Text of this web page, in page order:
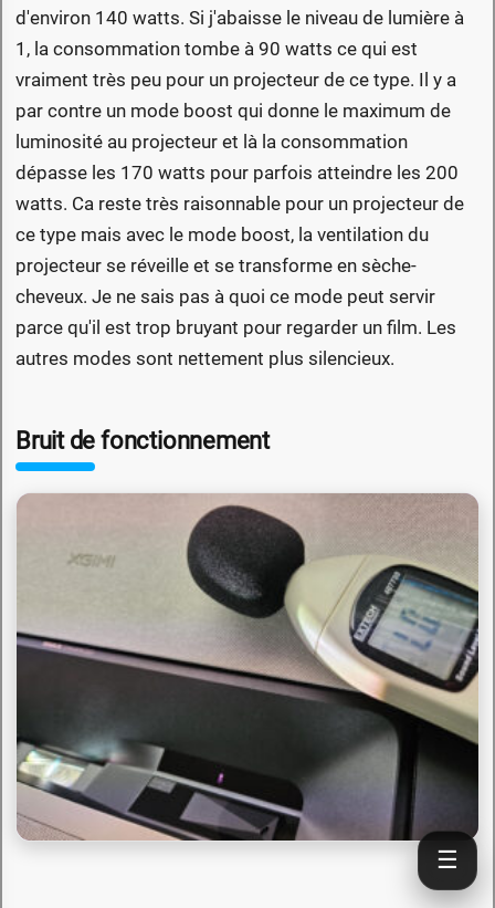
d'environ 140 watts. Si j'abaisse le niveau de lumière à
1, la consommation tombe à 90 watts ce qui est
vraiment très peu pour un projecteur de ce type. Il y a
par contre un mode boost qui donne le maximum de
luminosité au projecteur et là la consommation
dépasse les 170 watts pour parfois atteindre les 200
watts. Ca reste très raisonnable pour un projecteur de
ce type mais avec le mode boost, la ventilation du
projecteur se réveille et se transforme en sèche-
cheveux. Je ne sais pas à quoi ce mode peut servir
parce qu'il est trop bruyant pour regarder un film. Les
autres modes sont nettement plus silencieux.
Bruit de fonctionnement
☰